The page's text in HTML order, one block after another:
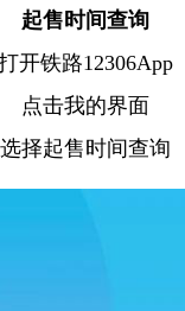
起售时间查询
开铁路12306App
点击我的界面
选择起售时间查询